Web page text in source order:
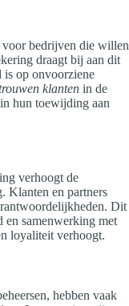
voor bedrijven die willen
draagt bij aan dit
is op onvoorziene
klanten in de
hun toewijding aan
verhoogt de
Klanten en partners
Dit
en samenwerking met
loyaliteit verhoogt.
hebben vaak